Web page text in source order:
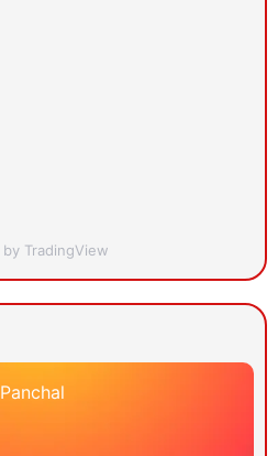
by TradingView
Panchal